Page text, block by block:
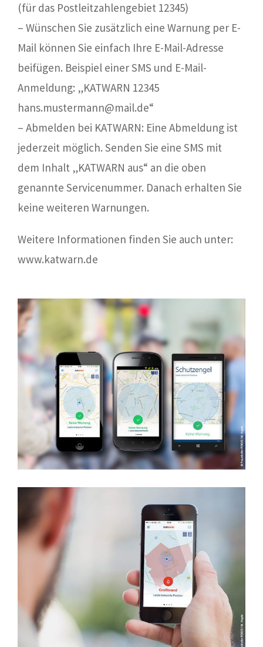
(für das Postleitzahlengebiet 12345)
– Wünschen Sie zusätzlich eine Warnung per E-
Mail können Sie einfach Ihre E-Mail-Adresse
beifügen. Beispiel einer SMS und E-Mail-
Anmeldung: „KATWARN 12345
hans.mustermann@mail.de“
– Abmelden bei KATWARN: Eine Abmeldung ist
jederzeit möglich. Senden Sie eine SMS mit
dem Inhalt „KATWARN aus“ an die oben
genannte Servicenummer. Danach erhalten Sie
keine weiteren Warnungen.
Weitere Informationen finden Sie auch unter:
www.katwarn.de